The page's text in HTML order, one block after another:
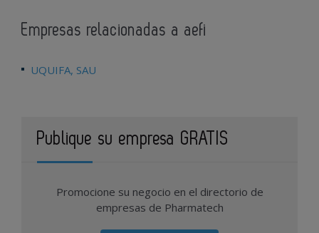
Empresas relacionadas a aefi
UQUIFA, SAU
Publique su empresa GRATIS
Promocione su negocio en el directorio de
empresas de Pharmatech